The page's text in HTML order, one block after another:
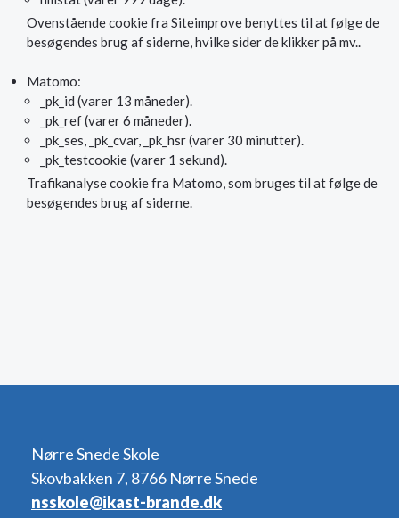
Ovenstående cookie fra Siteimprove benyttes til at følge de
besøgendes brug af siderne, hvilke sider de klikker på mv..
Matomo:
_pk_id (varer 13 måneder).
_pk_ref (varer 6 måneder).
_pk_ses, _pk_cvar, _pk_hsr (varer 30 minutter).
_pk_testcookie (varer 1 sekund).
Trafikanalyse cookie fra Matomo, som bruges til at følge de
besøgendes brug af siderne.
Nørre Snede Skole
Skovbakken 7, 8766 Nørre Snede
nsskole@ikast-brande.dk